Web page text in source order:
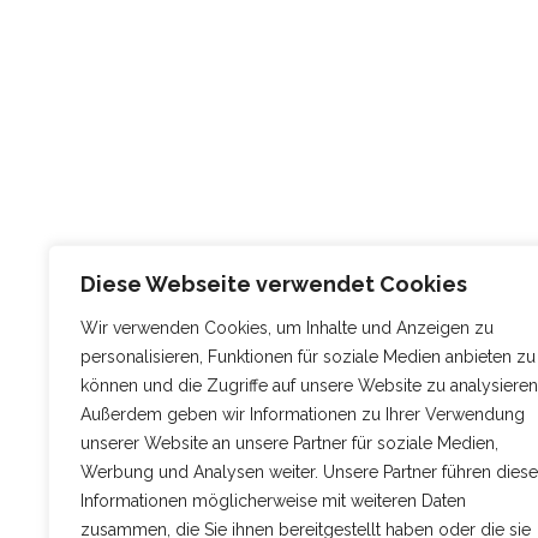
Diese Webseite verwendet Cookies
Wir verwenden Cookies, um Inhalte und Anzeigen zu
personalisieren, Funktionen für soziale Medien anbieten zu
können und die Zugriffe auf unsere Website zu
Außerdem geben wir Informationen zu Ihrer Verwendung
unserer Website an unsere Partner für soziale Medien,
Werbung und Analysen weiter. Unsere Partner führen diese
Informationen möglicherweise mit weiteren Daten
zusammen, die Sie ihnen bereitgestellt haben oder die sie